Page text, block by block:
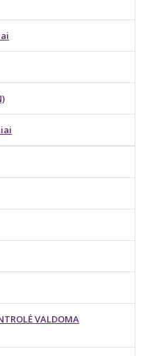
VALDOMA